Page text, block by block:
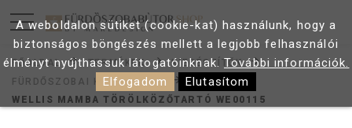
FŐOLDAL TERMÉKEK
KIEGÉSZÍTŐK
FÜRDŐSZOBAI KIEGÉSZÍTŐK
WELLIS MAMBA TÖRÖLKÖZŐTARTÓ WE00115
A weboldalon sütiket (cookie-kat) használunk, hogy a
biztonságos böngészés mellett a legjobb felhasználói
élményt nyújthassuk látogatóinknak.További információk.
Elfogadom
Elutasítom